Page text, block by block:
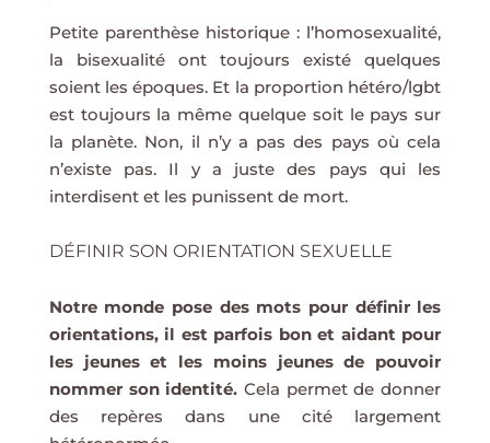
Petite parenthèse historique : l’homosexualité,
la bisexualité ont toujours existé quelques
soient les époques. Et la proportion hétéro/lgbt
est toujours la même quelque soit le pays sur
la planète. Non, il n’y a pas des pays où cela
n’existe pas. Il y a juste des pays qui les
interdisent et les punissent de mort.
DÉFINIR SON ORIENTATION SEXUELLE
Notre monde pose des mots pour définir les
orientations, il est parfois bon et aidant pour
les jeuneset les moins jeunes de pouvoir
nommer son identité. Cela permet de donner
des repères dans une cité largement